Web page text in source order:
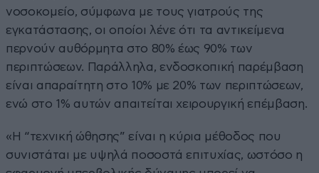
νοσοκομείο, σύμφωνα με τους γιατρούς της
εγκατάστασης, οι οποίοι λένε ότι τα αντικείμενα
περνούν αυθόρμητα στο 80% έως 90% των
περιπτώσεων. Παράλληλα, ενδοσκοπική παρέμβαση
είναι απαραίτητη στο 10% με 20% των περιπτώσεων,
ενώ στο 1% αυτών απαιτείται χειρουργική επέμβαση.
«Η “τεχνική ώθησης” είναι η κύρια μέθοδος που
συνιστάται με υψηλά ποσοστά επιτυχίας, ωστόσο η